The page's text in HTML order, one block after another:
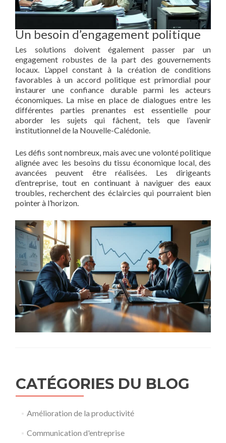
Un besoin d’engagement politique
Les solutions doivent également passer par un
engagement robustes de la part des gouvernements
locaux. L’appel constant à la création de conditions
favorables à un accord politique est primordial pour
instaurer une confiance durable parmi les acteurs
économiques. La mise en place de dialogues entre les
différentes parties prenantes est essentielle pour
aborder les sujets qui fâchent, tels que l’avenir
institutionnel de la Nouvelle-Calédonie.
Les défis sont nombreux, mais avec une volonté politique
alignée avec les besoins du tissu économique local, des
avancées peuvent être réalisées. Les dirigeants
d’entreprise, tout en continuant à naviguer des eaux
troubles, recherchent des éclaircies qui pourraient bien
pointer à l’horizon.
CATÉGORIES DU BLOG
Amélioration de la productivité
Communication d'entreprise